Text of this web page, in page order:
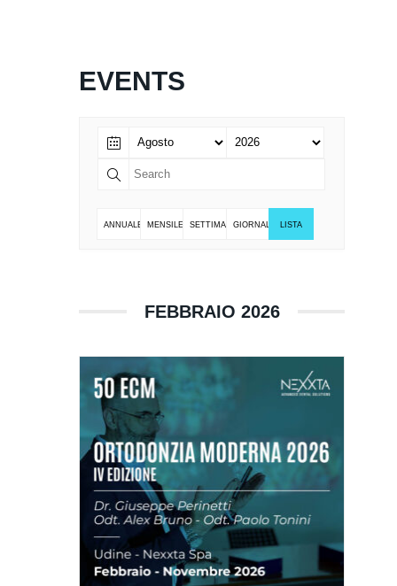
EVENTS
ANNUALE MENSILE SETTIMANALEGIORNALIEROLISTA
FEBBRAIO 2026